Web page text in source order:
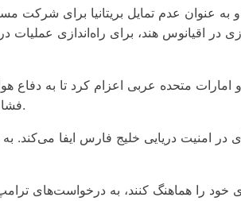
عنوان عدم تمایل بریتانیا برای شرکت
در اقیانوس هند، برای راه‌اندازی
امارات متحده عربی اعزام کرد تا به
فشار بر سیستم‌های دفاع هوایی ایالات متحده و منطقه‌ای کمک کرد.
در امنیت دریایی خلیج فارس ایفا می‌کند.
را هماهنگ کنند، به درخواست‌های